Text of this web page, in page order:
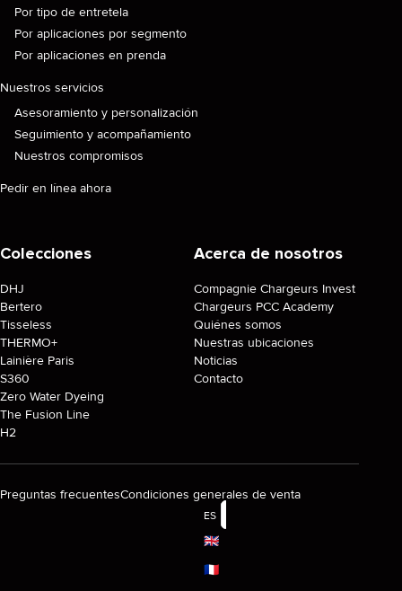
Por tipo de entretela
Por aplicaciones por segmento
Por aplicaciones en prenda
Nuestros servicios
Asesoramiento y personalización
Seguimiento y acompañamiento
Nuestros compromisos
Pedir en línea ahora
Colecciones
DHJ
Bertero
Tisseless
THERMO+
Lainière Paris
S360
Zero Water Dyeing
The Fusion Line
H2
Acerca de nosotros
Compagnie Chargeurs Invest
Chargeurs PCC Academy
Quiénes somos
Nuestras ubicaciones
Noticias
Contacto
Preguntas frecuentesCondiciones generales de venta
ES
🇬🇧
🇫🇷